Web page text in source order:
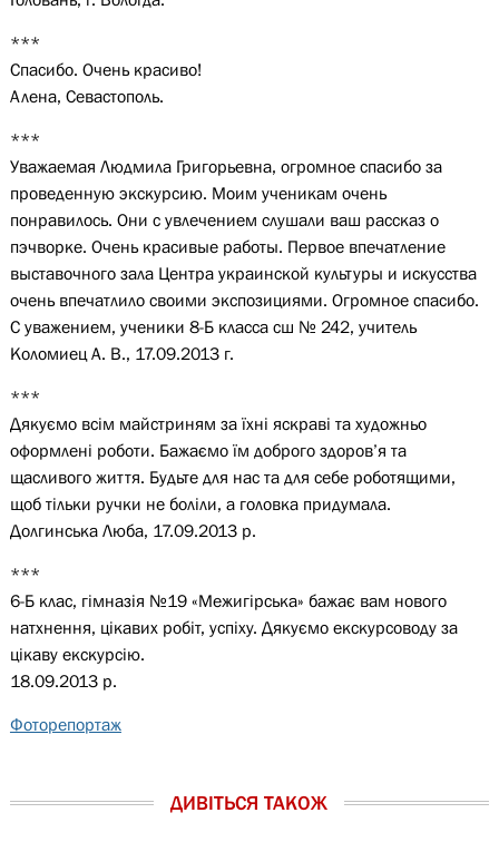
***
Спасибо. Очень красиво!
Алена, Севастополь.
***
Уважаемая Людмила Григорьевна, огромное спасибо за
проведенную экскурсию. Моим ученикам очень
понравилось. Они с увлечением слушали ваш рассказ о
пэчворке. Очень красивые работы. Первое впечатление
выставочного зала Центра украинской культуры и искусства
очень впечатлило своими экспозициями. Огромное спасибо.
С уважением, ученики 8-Б класса сш № 242, учитель
Коломиец А. В., 17.09.2013 г.
***
Дякуємо всім майстриням за їхні яскраві та художньо
оформлені роботи. Бажаємо їм доброго здоров’я та
щасливого життя. Будьте для нас та для себе роботящими,
щоб тільки ручки не боліли, а головка придумала.
Долгинська Люба, 17.09.2013 р.
***
6-Б клас, гімназія №19 «Межигірська» бажає вам нового
натхнення, цікавих робіт, успіху. Дякуємо екскурсоводу за
цікаву екскурсію.
18.09.2013 р.
Фоторепортаж
ДИВІТЬСЯ ТАКОЖ